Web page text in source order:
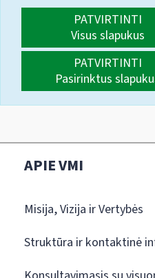
PATVIRTINTI
Visus slapukus
PATVIRTINTI
Pasirinktus
APIE VMI
Misija, Vizija ir Vertybės
Struktūra ir kontaktinė